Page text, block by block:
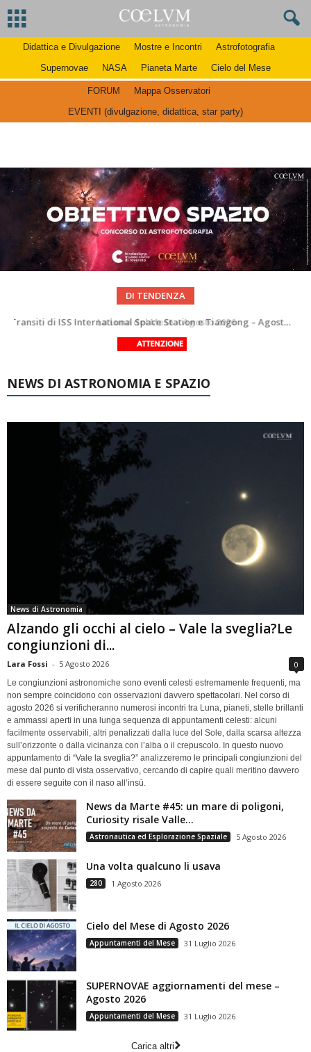
Didattica e Divulgazione Mostre e Incontri
Astrofotografia
Supernovae
NASA Pianeta Marte Cielo del Mese
FORUM
Mappa Osservatori
EVENTI (divulgazione, didattica, star party)
DI TENDENZA
La Luna del Mese – Agosto 2026
Le costellazioni di Agosto 2026: Delfino
NEWS DI ASTRONOMIA E SPAZIO
News di Astronomia
Alzando gli occhi al cielo – Vale la sveglia?Le
congiunzioni di...
Lara Fossi - 5 Agosto 2026 0
Le congiunzioni astronomiche sono eventi celesti estremamente frequenti, ma
non sempre coincidono con osservazioni davvero spettacolari. Nel corso di
agosto 2026 si verificheranno numerosi incontri tra Luna, pianeti, stelle brillanti
e ammassi aperti in una lunga sequenza di appuntamenti celesti: alcuni
facilmente osservabili, altri penalizzati dalla luce del Sole, dalla scarsa altezza
sull’orizzonte o dalla vicinanza con l’alba o il crepuscolo. In questo nuovo
appuntamento di “Vale la sveglia?” analizzeremo le principali congiunzioni del
mese dal punto di vista osservativo, cercando di capire quali meritino davvero
di essere seguite con il naso all’insù.
News da Marte #45: un mare di poligoni,
Curiosity risale Valle...
Astronautica ed Esplorazione Spaziale 5 Agosto 2026
Una volta qualcuno li usava
280 1 Agosto 2026
Cielo del Mese di Agosto 2026
Appuntamenti del Mese 31 Luglio 2026
SUPERNOVAE aggiornamenti del mese –
Agosto 2026
Appuntamenti del Mese 31 Luglio 2026
Carica altri